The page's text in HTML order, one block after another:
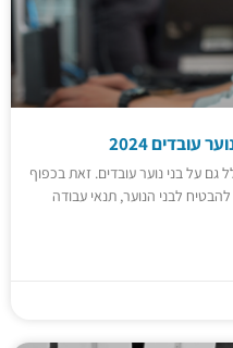
2024
על בני נוער עובדים. זאת בכפוף
לבני הנוער, תנאי עבודה